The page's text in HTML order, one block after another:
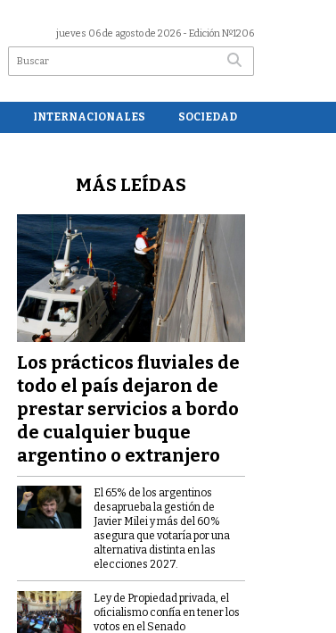
jueves 06 de agosto de 2026 - Edición Nº1206
INTERNACIONALES SOCIEDAD
MÁS LEÍDAS
Los prácticos fluviales de
todo el país dejaron de
prestar servicios a bordo
de cualquier buque
argentino o extranjero
El 65% de los argentinos
desaprueba la gestión de
Javier Milei y más del 60%
asegura que votaría por una
alternativa distinta en las
elecciones 2027.
Ley de Propiedad privada, el
oficialismo confía en tener los
votos en el Senado